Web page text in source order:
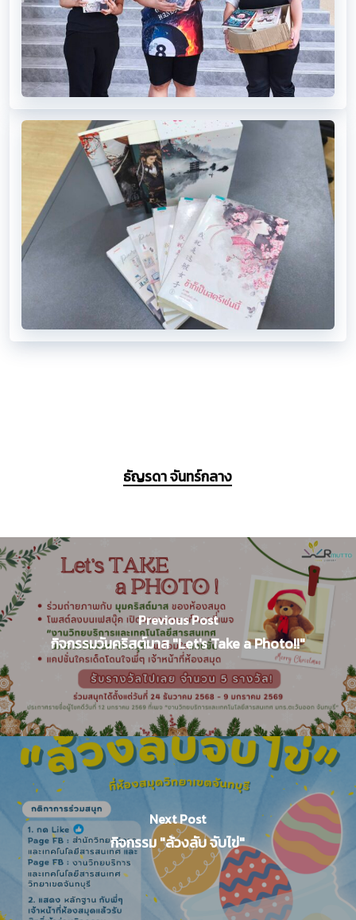
ธัญรดา จันทร์กลาง
Previous Post
กิจกรรมวันคริสต์มาส "Let's Take a Photo!!"
Next Post
กิจกรรม "ล้วงลับ จับไข่"